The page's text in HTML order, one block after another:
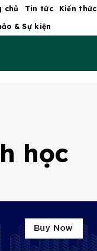
chủ Tin tức Kiến thức
& Sự kiện
học